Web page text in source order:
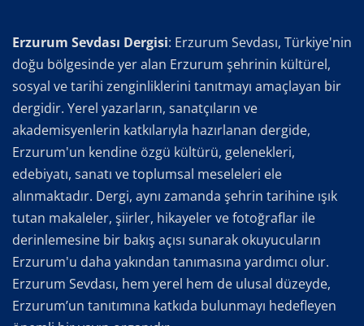
Erzurum Sevdası Dergisi: Erzurum Sevdası, Türkiye'nin
doğu bölgesinde yer alan Erzurum şehrinin kültürel,
sosyal ve tarihi zenginliklerini tanıtmayı amaçlayan bir
dergidir. Yerel yazarların, sanatçıların ve
akademisyenlerin katkılarıyla hazırlanan dergide,
Erzurum'un kendine özgü kültürü, gelenekleri,
edebiyatı, sanatı ve toplumsal meseleleri ele
alınmaktadır. Dergi, aynı zamanda şehrin tarihine ışık
tutan makaleler, şiirler, hikayeler ve fotoğraflar ile
derinlemesine bir bakış açısı sunarak okuyucuların
Erzurum'u daha yakından tanımasına yardımcı olur.
Erzurum Sevdası, hem yerel hem de ulusal düzeyde,
Erzurum’un tanıtımına katkıda bulunmayı hedefleyen